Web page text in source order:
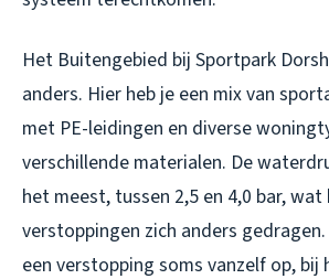
Het Buitengebied bij Sportpark
anders. Hier heb je een mix van
met PE-leidingen en diverse
verschillende materialen. De
het meest, tussen 2,5 en 4,0 bar,
verstoppingen zich anders
een verstopping soms vanzelf op,